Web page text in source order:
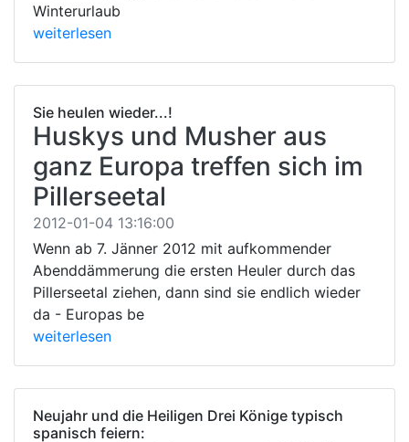
Winterurlaub
weiterlesen
Sie heulen wieder...!
Huskys und Musher aus
ganz Europa treffen sich im
Pillerseetal
2012-01-04 13:16:00
Wenn ab 7. Jänner 2012 mit aufkommender
Abenddämmerung die ersten Heuler durch das
Pillerseetal ziehen, dann sind sie endlich wieder
da - Europas be
weiterlesen
Neujahr und die Heiligen Drei Könige typisch
spanisch feiern: